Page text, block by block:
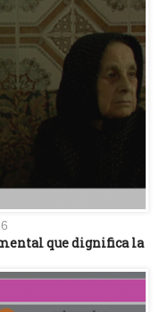
que dignifica la